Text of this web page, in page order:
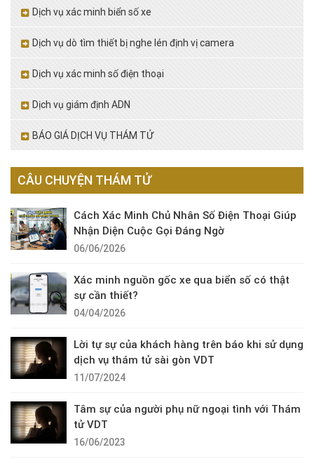
Dịch vụ xác minh biển số xe
Dịch vụ dò tìm thiết bị nghe lén định vị camera
Dịch vụ xác minh số điện thoại
Dịch vụ giám định ADN
BÁO GIÁ DỊCH VỤ THÁM TỬ
CÂU CHUYỆN THÁM TỬ
Cách Xác Minh Chủ Nhân Số Điện Thoại Giúp
Nhận Diện Cuộc Gọi Đáng Ngờ
06/06/2026
Xác minh nguồn gốc xe qua biển số có thật
sự cần thiết?
04/04/2026
Lời tự sự của khách hàng trên báo khi sử dụng
dịch vụ thám tử sài gòn VDT
11/07/2024
Tâm sự của người phụ nữ ngoại tình với Thám
tử VDT
16/06/2023